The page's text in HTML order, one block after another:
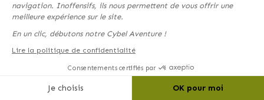
navigation. Inoffensifs, ils nous permettent de vous offrir une
meilleure expérience sur le site.
En un clic, débutons notre Cybel Aventure !
Lire la politique de confidentialité
Consentements certifiés par
Je choisis OK pour moi